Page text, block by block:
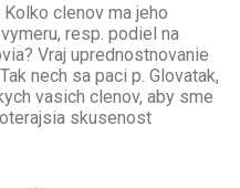
clenov ma jeho
resp. podiel na
Vraj uprednostnovanie
nech sa paci p. Glovatak,
vasich clenov, aby sme
skusenost